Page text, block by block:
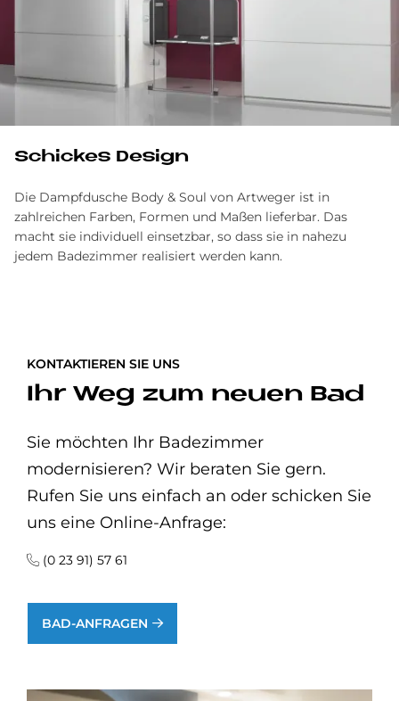
Schickes De­sign
Die Dampfdusche Body & Soul von Artweger ist in
zahlreichen Farben, Formen und Maßen lieferbar. Das
macht sie individuell einsetzbar, so dass sie in nahezu
jedem Badezimmer realisiert werden kann.
KONTAKTIEREN SIE UNS
Ihr Weg zum neuen Bad
Sie möchten Ihr Badezimmer
modernisieren? Wir beraten Sie gern.
Rufen Sie uns einfach an oder schicken Sie
uns eine Online-Anfrage:
(0 23 91) 57 61
BAD-ANFRAGEN